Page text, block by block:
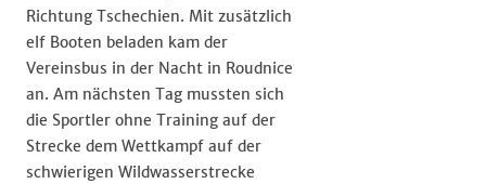
Richtung Tschechien. Mit zusätzlich
elf Booten beladen kam der
Vereinsbus in der Nacht in Roudnice
an. Am nächsten Tag mussten sich
die Sportler ohne Training auf der
Strecke dem Wettkampf auf der
schwierigen Wildwasserstrecke